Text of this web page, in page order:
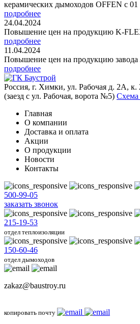
керамических дымоходов OFFEN с 01
подробнее
24.04.2024
Повышение цен на продукцию K-
подробнее
11.04.2024
Повышение цен на продукцию завода
подробнее
Россия, г. Химки, ул. Рабочая д. 2А, к.
(заезд с ул. Рабочая, ворота №5) Схема
Главная
О компании
Доставка и оплата
Акции
О продукции
Новости
Контакты
500-99-05
заказать звонок
215-19-53
отдел теплоизоляции
150-60-46
отдел дымоходов
zakaz@baustroy.ru
копировать почту